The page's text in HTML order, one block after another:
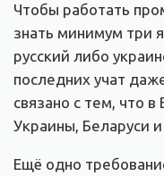
Чтобы работать
знать минимум три
русский либо
последних учат
связано с тем, что
Украины, Беларуси и
Ещё одно